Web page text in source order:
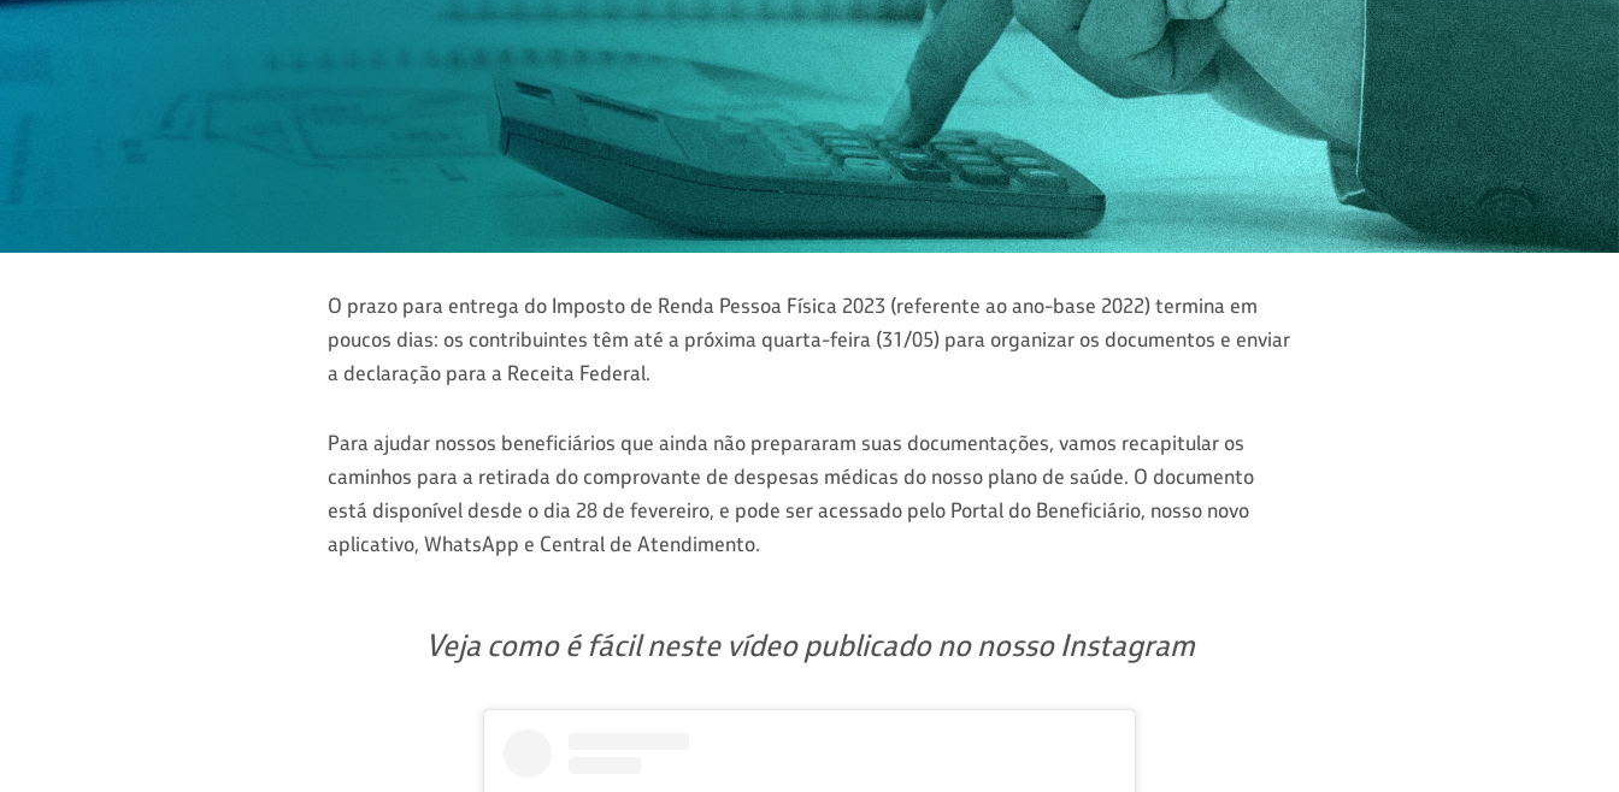
O prazo para entrega do Imposto de Renda Pessoa Física 2023 (referente ao ano-base 2022) termina em
poucos dias: os contribuintes têm até a próxima quarta-feira (31/05) para organizar os documentos e enviar
a declaração para a Receita Federal.
Para ajudar nossos beneficiários que ainda não prepararam suas documentações, vamos recapitular os
caminhos para a retirada do comprovante de despesas médicas do nosso plano de saúde. O documento
está disponível desde o dia 28 de fevereiro, e pode ser acessado pelo Portal do Beneficiário, nosso novo
aplicativo, WhatsApp e Central de Atendimento.
Veja como é fácil neste vídeo publicado no nosso Instagram